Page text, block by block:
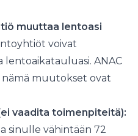
muuttaa lentoasi
voivat
ANAC
nämä muutokset ovat
vaadita toimenpiteitä):
sinulle vähintään 72